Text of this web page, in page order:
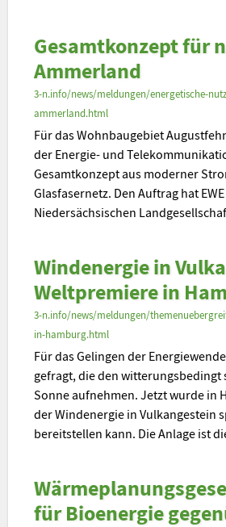
Gesamtkonzept für
Ammerland
3-n.info/news/meldungen/energetische-
ammerland.html
Für das Wohnbaugebiet
der Energie- und
Gesamtkonzept aus moderner
Glasfasernetz. Den Auftrag hat
Niedersächsischen
Windenergie in
Weltpremiere in
3-n.info/news/meldungen/
in-hamburg.html
Für das Gelingen der
gefragt, die den
Sonne aufnehmen. Jetzt wurde in
der Windenergie in Vulkangestein
bereitstellen kann. Die Anlage ist
für Bioenergie